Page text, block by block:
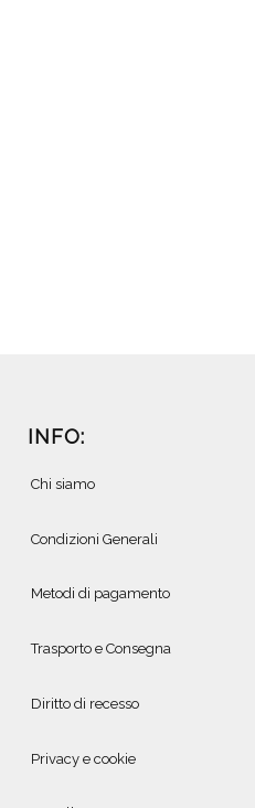
INFO:
Chi siamo
Condizioni Generali
Metodi di pagamento
Trasporto e Consegna
Diritto di recesso
Privacy e cookie